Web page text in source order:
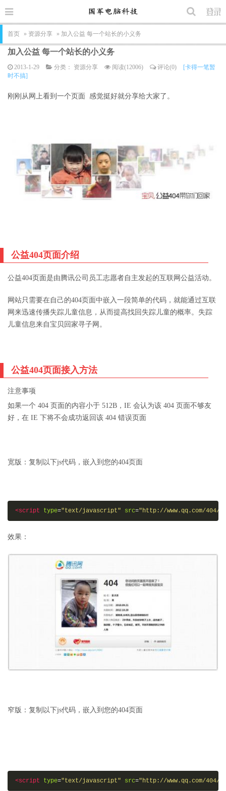
首页 » 资源分享 » 加入公益 每一个站长的小义务
加入公益 每一个站长的小义务
2013-1-29 分类： 资源分享 阅读(12006) 评论(0)
[卡得一笔暂
时不搞]
刚刚从网上看到一个页面 感觉挺好就分享给大家了。
公益404页面介绍
公益404页面是由腾讯公司员工志愿者自主发起的互联网公益活动。
网站只需要在自己的404页面中嵌入一段简单的代码，就能通过互联
网来迅速传播失踪儿童信息，从而提高找回失踪儿童的概率。失踪
儿童信息来自宝贝回家寻子网。
公益404页面接入方法
注意事项
如果一个 404 页面的内容小于 512B，IE 会认为该 404 页面不够友
好，在 IE 下将不会成功返回该 404 错误页面
宽版：复制以下js代码，嵌入到您的404页面
<script type="text/javascript" src="http://www.qq.com/404/
效果：
窄版：复制以下js代码，嵌入到您的404页面
<script type="text/javascript" src="http://www.qq.com/404/